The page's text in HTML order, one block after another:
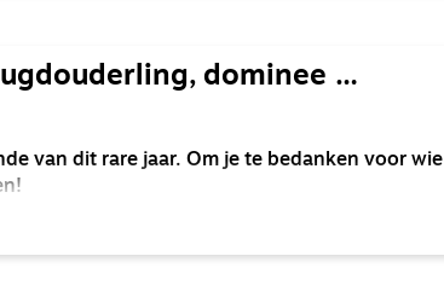
dominee …
van dit rare jaar. Om je te bedanken voor wie